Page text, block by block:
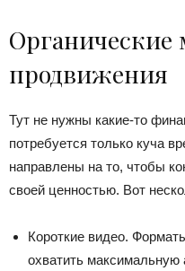
Органические
продвижения
Тут не нужны какие-то
потребуется только куча
направлены на то, чтобы
своей ценностью. Вот
Короткие видео.
охватить максимальную